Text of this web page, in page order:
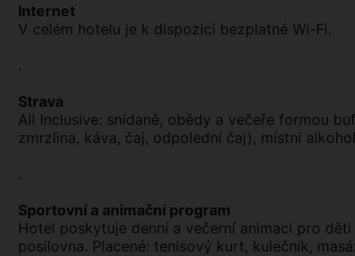
Internet
V celém hotelu je k dispozici bezplatné Wi-Fi.
.
Strava
All Inclusive: snídaně, obědy a večeře formou
zmrzlina, káva, čaj, odpolední čaj), místní
.
Sportovní a animační program
Hotel poskytuje denní a večerní animaci pro
posilovna. Placené: tenisový kurt, kulečník,